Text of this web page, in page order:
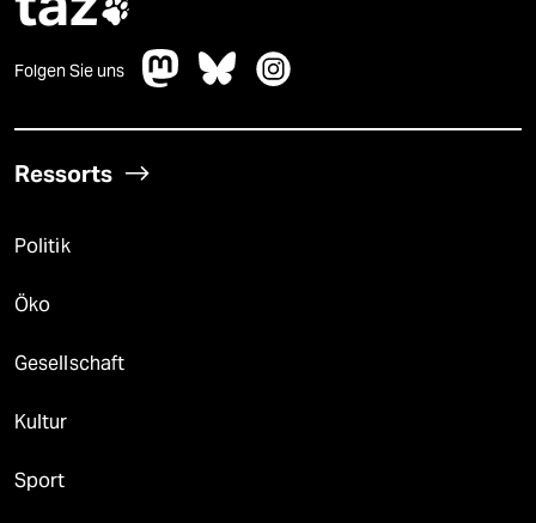

Folgen Sie uns
Ressorts
Politik
Öko
Gesellschaft
Kultur
Sport